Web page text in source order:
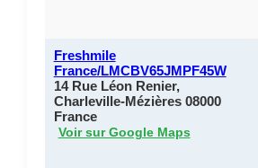
Freshmile
France/LMCBV65JMPF45W
14 Rue Léon Renier,
Charleville-Mézières 08000
France
Voir sur Google Maps